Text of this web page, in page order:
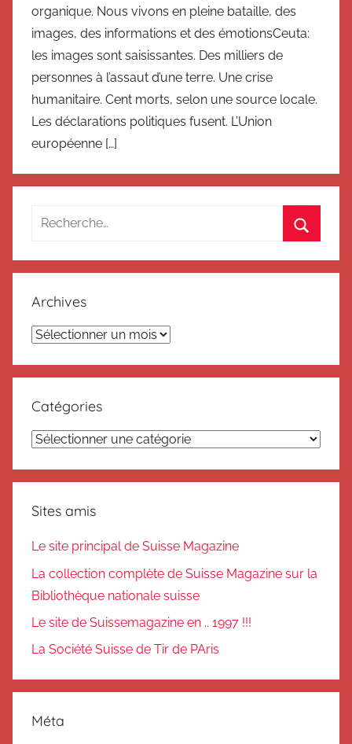
organique. Nous vivons en pleine bataille, des
images, des informations et des émotionsCeuta:
les images sont saisissantes. Des milliers de
personnes à l’assaut d’une terre. Une crise
humanitaire. Cent morts, selon une source locale.
Les déclarations politiques fusent. L’Union
européenne […]
Recherche
:
Archives
Archives
Catégories
Catégories
Sites amis
Le site principal de Suisse Magazine
La collection complète de Suisse Magazine sur la
Bibliothèque nationale suisse
Le site de Suissemagazine en .. 1997 !!!
La Société Suisse de Tir de PAris
Méta